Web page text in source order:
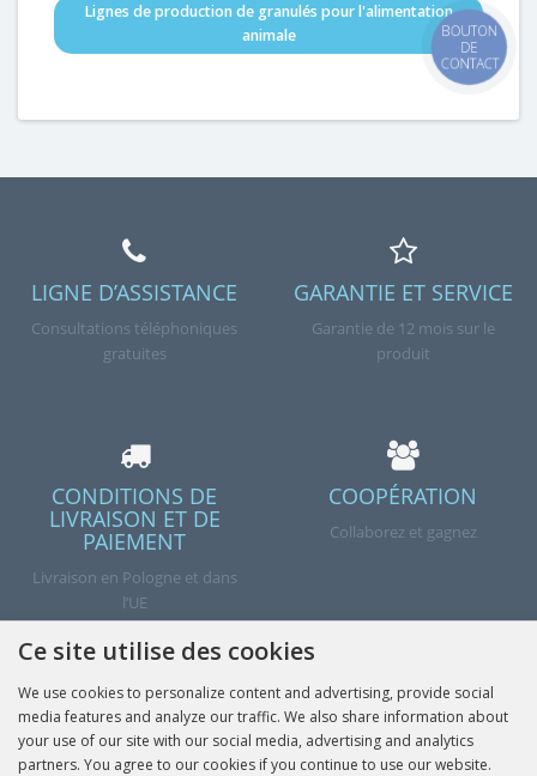
Lignes de production de granulés pour l'alimentation
animale
LIGNE D’ASSISTANCE
Consultations téléphoniques
gratuites
GARANTIE ET SERVICE
Garantie de 12 mois sur le
produit
CONDITIONS DE
LIVRAISON ET DE
PAIEMENT
Livraison en Pologne et dans
l’UE
COOPÉRATION
Collaborez et gagnez
Terminé
Ce site utilise des cookies
We use cookies to personalize content and advertising, provide social
media features and analyze our traffic. We also share information about
your use of our site with our social media, advertising and analytics
partners. You agree to our cookies if you continue to use our website.
BOUTON
DE
CONTACT